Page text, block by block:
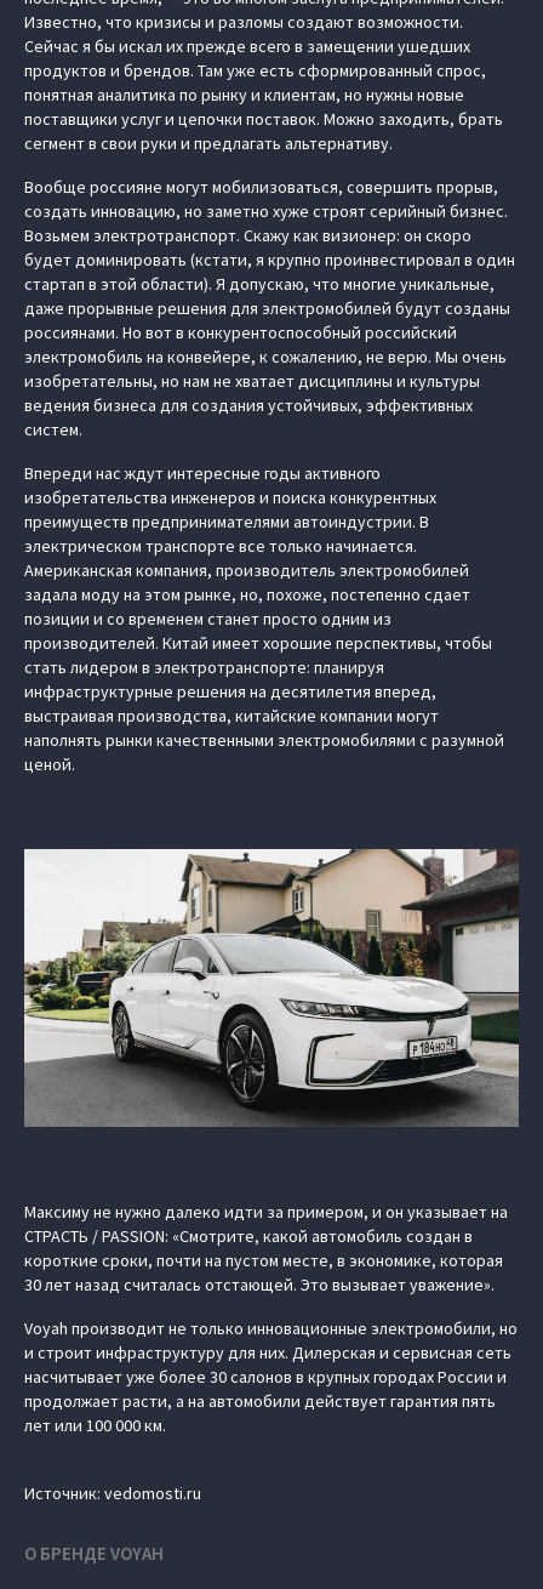
Известно, что кризисы и разломы создают возможности.
Сейчас я бы искал их прежде всего в замещении ушедших
продуктов и брендов. Там уже есть сформированный спрос,
понятная аналитика по рынку и клиентам, но нужны новые
поставщики услуг и цепочки поставок. Можно заходить, брать
сегмент в свои руки и предлагать альтернативу.
Вообще россияне могут мобилизоваться, совершить прорыв,
создать инновацию, но заметно хуже строят серийный бизнес.
Возьмем электротранспорт. Скажу как визионер: он скоро
будет доминировать (кстати, я крупно проинвестировал в один
стартап в этой области). Я допускаю, что многие уникальные,
даже прорывные решения для электромобилей будут созданы
россиянами. Но вот в конкурентоспособный российский
электромобиль на конвейере, к сожалению, не верю. Мы очень
изобретательны, но нам не хватает дисциплины и культуры
ведения бизнеса для создания устойчивых, эффективных
систем.
Впереди нас ждут интересные годы активного
изобретательства инженеров и поиска конкурентных
преимуществ предпринимателями автоиндустрии. В
электрическом транспорте все только начинается.
Американская компания, производитель электромобилей
задала моду на этом рынке, но, похоже, постепенно сдает
позиции и со временем станет просто одним из
производителей. Китай имеет хорошие перспективы, чтобы
стать лидером в электротранспорте: планируя
инфраструктурные решения на десятилетия вперед,
выстраивая производства, китайские компании могут
наполнять рынки качественными электромобилями с разумной
ценой.
Максиму не нужно далеко идти за примером, и он указывает на
СТРАСТЬ / PASSION: «Смотрите, какой автомобиль создан в
короткие сроки, почти на пустом месте, в экономике, которая
30 лет назад считалась отстающей. Это вызывает уважение».
Voyah производит не только инновационные электромобили, но
и строит инфраструктуру для них. Дилерская и сервисная сеть
насчитывает уже более 30 салонов в крупных городах России и
продолжает расти, а на автомобили действует гарантия пять
лет или 100 000 км.
Источник: vedomosti.ru
О БРЕНДЕ VOYAH